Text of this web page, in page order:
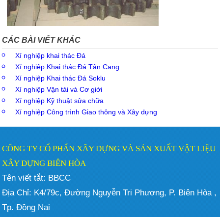
CÁC BÀI VIẾT KHÁC
Xí nghiệp khai thác Đá
Xí nghiệp Khai thác Đá Tân Cang
Xí nghiệp Khai thác Đá Soklu
Xí nghiệp Vận tải và Cơ giới
Xí nghiệp Kỹ thuật sửa chữa
Xí nghiệp Công trình Giao thông và Xây dựng
CÔNG TY CỔ PHẨN XÂY DỰNG VÀ SẢN XUẤT VẬT LIỆU
XÂY DỰNG BIÊN HÒA
Tên viết tắt: BBCC
Địa Chỉ: K4/79c, Đường Nguyễn Tri Phương, P. Biên Hòa ,
Tp. Đồng Nai